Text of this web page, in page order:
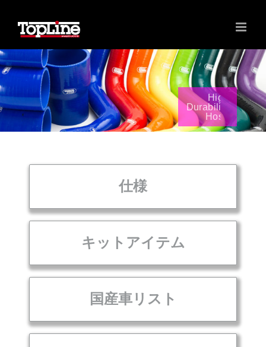
High
Durability
Hose
仕様
キットアイテム
国産車リスト